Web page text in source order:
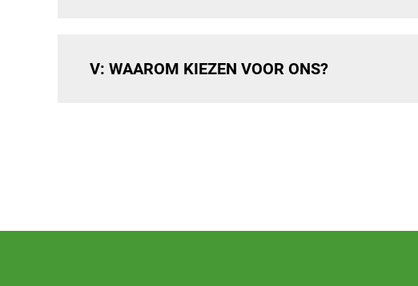
V: WAAROM KIEZEN VOOR ONS?